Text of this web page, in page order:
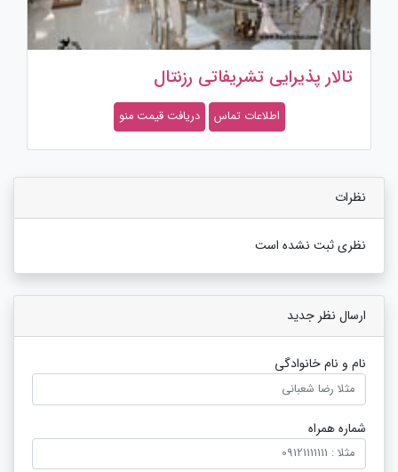
سالن عقد و محضر ازدواج مجلل
اطلاعات تماس دریافت قیمت منو
نظرات
نظری ثبت نشده است
ارسال نظر جدید
نام و نام خانوادگی
شماره همراه